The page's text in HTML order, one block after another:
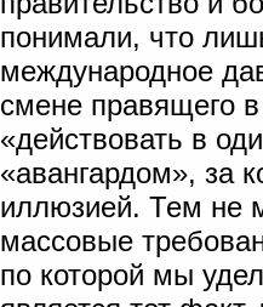
понимали, что
международное
смене правящего
«действовать в
«авангардом», за
иллюзией. Тем не
массовые
по которой мы